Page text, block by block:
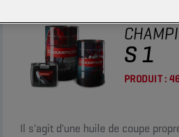
S 1
PRODUIT :
Il s'agit d'une huile de coupe